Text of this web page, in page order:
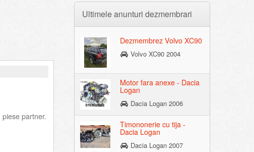
partner.
Ultimele anunturi dezmembrari
Dezmembrez Volvo XC90
Volvo XC90 2004
Motor fara anexe - Dacia
Logan
Dacia Logan 2006
Timononerie cu tija -
Dacia Logan
Dacia Logan 2007